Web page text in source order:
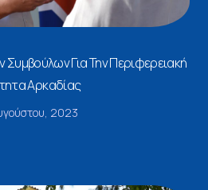
Για Την Περιφερειακή
Αρκαδίας
2023